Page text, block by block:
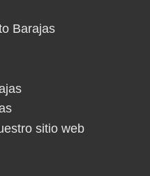
Barajas
sitio web